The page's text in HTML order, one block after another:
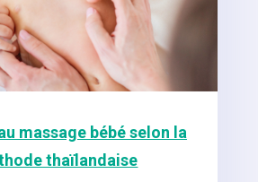
massage bébé selon la
thaïlandaise